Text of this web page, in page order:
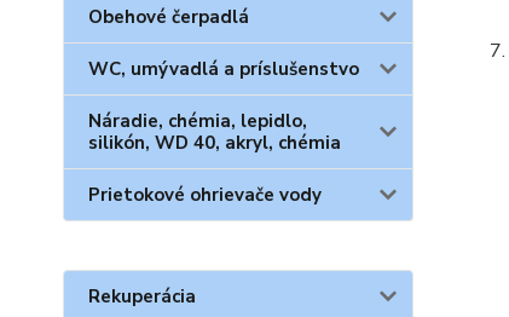
Obehové čerpadlá
WC, umývadlá a príslušenstvo
Náradie, chémia, lepidlo,
silikón, WD 40, akryl, chémia
Prietokové ohrievače vody
Rekuperácia